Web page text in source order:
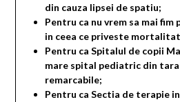
din cauza lipsei de spatiu;
Pentru ca nu vrem sa mai fim
in ceea ce priveste
Pentru ca Spitalul de copii
mare spital pediatric din
remarcabile;
Pentru ca Sectia de terapie